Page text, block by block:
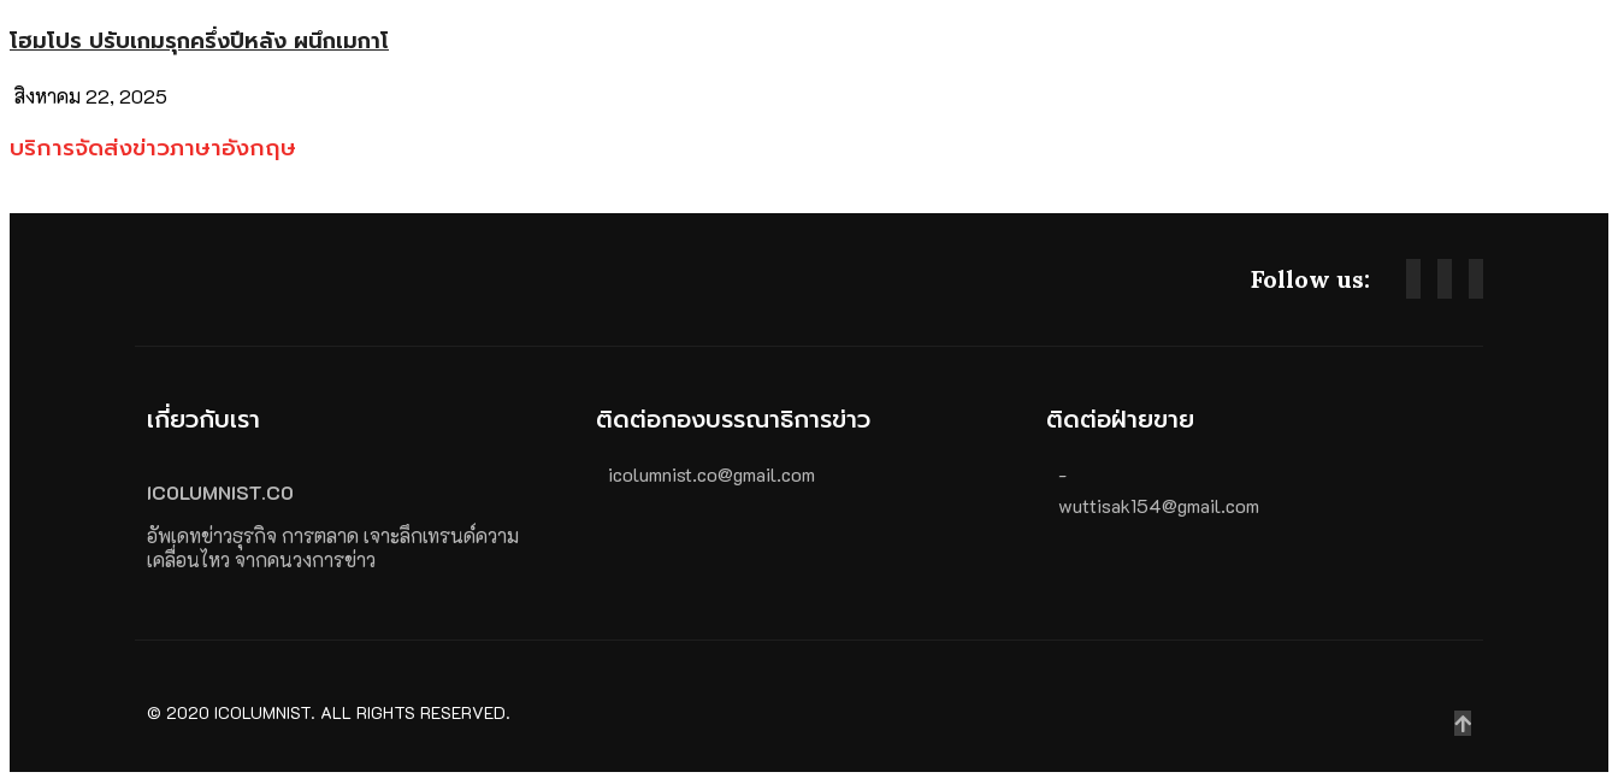
โฮมโปร ปรับเกมรุกครึ่งปีหลัง ผนึกเมกาโ
สิงหาคม 22, 2025
บริการจัดส่งข่าวภาษาอังกฤษ
Follow us:
เกี่ยวกับเรา
ICOLUMNIST.CO
อัพเดทข่าวธุรกิจ การตลาด เจาะลึกเทรนด์ความ
เคลื่อนไหว จากคนวงการข่าว
ติดต่อกองบรรณาธิการข่าว
icolumnist.co@gmail.com
ติดต่อฝ่ายขาย
-
wuttisak154@gmail.com
© 2020 ICOLUMNIST. ALL RIGHTS RESERVED.